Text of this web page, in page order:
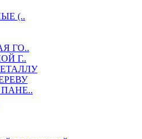
(..
ГО..
Г..